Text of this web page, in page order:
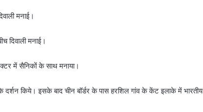
मनाई।
दिवाली मनाई।
में सैनिकों के साथ मनाया।
दर्शन किये। इसके बाद चीन बॉर्डर के पास हरशिल गांव के केंट इलाके में भारतीय